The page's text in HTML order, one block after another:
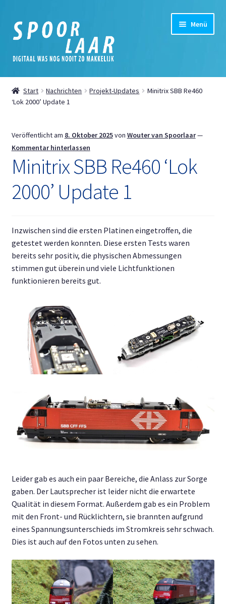
Navigation
springen
Inhalt
springen
Menü
Startseite
Shop
Mein Konto
Nachrichten
Digital
Start Nachrichten Projekt-Updates
Minitrix SBB Re460
‘Lok 2000’ Update 1
Veröffentlicht am 8. Oktober 2025von Wouter van Spoorlaar—
Kommentar hinterlassen
Minitrix SBB Re460 ‘Lok
2000’ Update 1
Inzwischen sind die ersten Platinen eingetroffen, die
getestet werden konnten. Diese ersten Tests waren
bereits sehr positiv, die physischen Abmessungen
stimmen gut überein und viele Lichtfunktionen
funktionieren bereits gut.
Leider gab es auch ein paar Bereiche, die Anlass zur Sorge
gaben. Der Lautsprecher ist leider nicht die erwartete
Qualität in diesem Format. Außerdem gab es ein Problem
mit den Front- und Rücklichtern, sie brannten aufgrund
eines Spannungsunterschieds im Stromkreis sehr schwach.
Dies ist auch auf den Fotos unten zu sehen.